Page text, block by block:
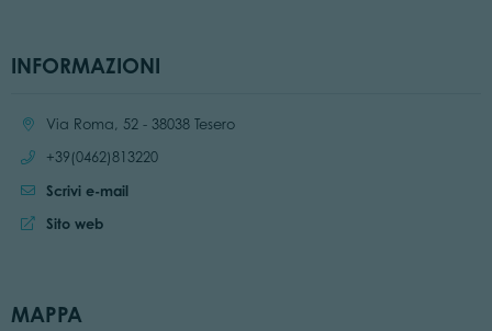
INFORMAZIONI
Località:Via Roma, 52 - 38038 Tesero
Chiama:
+39(0462)813220
Scrivi e-mail
Sito web:
Sito web
MAPPA